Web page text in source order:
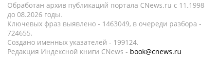
Обработан архив публикаций портала CNews.ru c 11.1998
до 08.2026 годы.
Ключевых фраз выявлено - 1463049, в очереди разбора -
724655.
Создано именных указателей - 199124.
Редакция Индексной книги CNews - book@cnews.ru